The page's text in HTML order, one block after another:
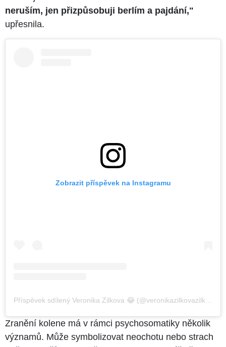
neruším, jen přizpůsobuji berlím a pajdání,"
upřesnila.
Zobrazit příspěvek na Instagramu
Zranění kolene má v rámci psychosomatiky několik
významů. Může symbolizovat neochotu nebo strach